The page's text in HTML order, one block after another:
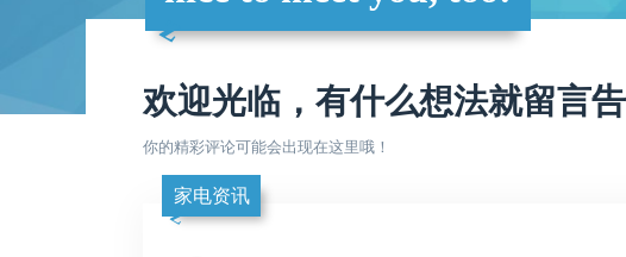
欢迎光临，有什么想法就留言告
你的精彩评论可能会出现在这里哦！
家电资讯